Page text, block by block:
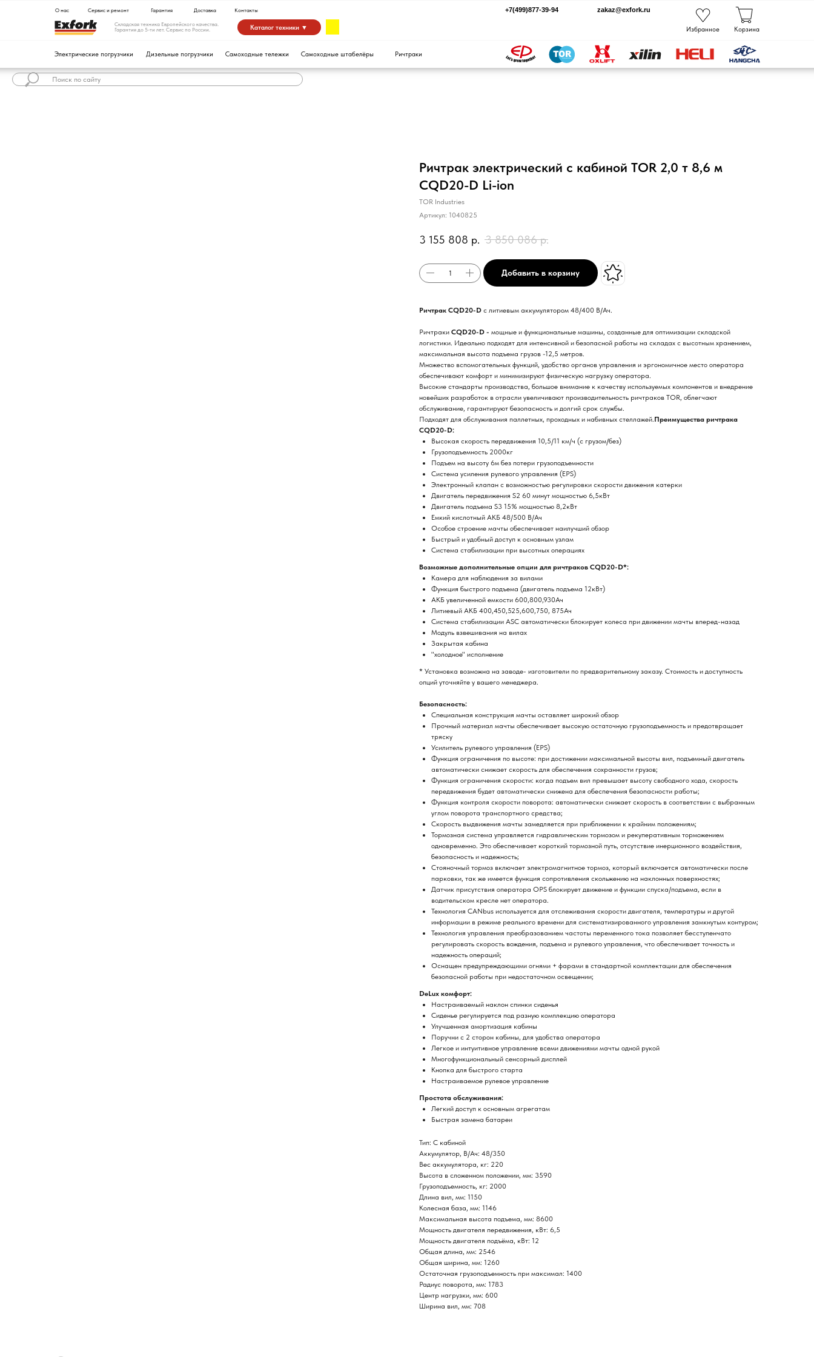
Каталог техники ▼
Складская техника Европейского качества.
Гарантия до 5-ти лет. Сервис по России.
О нас Сервис и ремонт Гарантия Контакты zakaz@exfork.ru
Ричтрак электрический с кабиной TOR 2,0 т 8,6 м
CQD20-D Li-ion
TOR Industries
Артикул: 1040825
3 155 808 р. 3 850 086 р.
Добавить в корзину
Ричтрак CQD20-D с литиевым аккумулятором 48/400 В/Ач.
Ричтраки CQD20-D - мощные и функциональные машины, созданные для оптимизации складской
логистики. Идеально подходят для интенсивной и безопасной работы на складах с высотным хранением,
максимальная высота подъема грузов -12,5 метров.
Множество вспомогательных функций, удобство органов управления и эргономичное место оператора
обеспечивают комфорт и минимизируют физическую нагрузку оператора.
Высокие стандарты производства, большое внимание к качеству используемых компонентов и внедрение
новейших разработок в отрасли увеличивают производительность ричтраков ТОR, облегчают
обслуживание, гарантируют безопасность и долгий срок службы.
Подходят для обслуживания паллетных, проходных и набивных стеллажей.Преимущества ричтрака
CQD20-D:
Высокая скорость передвижения 10,5/11 км/ч (с грузом/без)
Грузоподъемность 2000кг
Подъем на высоту 6м без потери грузоподъемности
Система усиления рулевого управления (EPS)
Электронный клапан с возможностью регулировки скорости движения катерки
Двигатель передвижения S2 60 минут мощностью 6,5кВт
Двигатель подъема S3 15% мощностью 8,2кВт
Емкий кислотный АКБ 48/500 В/Ач
Особое строение мачты обеспечивает наилучший обзор
Быстрый и удобный доступ к основным узлам
Система стабилизации при высотных операциях
Возможные дополнительные опции для ричтраков CQD20-D*:
Камера для наблюдения за вилами
Функция быстрого подъема (двигатель подъема 12кВт)
АКБ увеличенной емкости 600,800,930Ач
Литиевый АКБ 400,450,525,600,750, 875Ач
Система стабилизации ASC автоматически блокирует колеса при движении мачты вперед-назад
Модуль взвешивания на вилах
Закрытая кабина
"холодное" исполнение
* Установка возможна на заводе- изготовители по предварительному заказу. Стоимость и доступность
опций уточняйте у вашего менеджера.
Безопасность:
Специальная конструкция мачты оставляет широкий обзор
Прочный материал мачты обеспечивает высокую остаточную грузоподъемность и предотвращает
тряску
Усилитель рулевого управления (EPS)
Функция ограничения по высоте: при достижении максимальной высоты вил, подъемный двигатель
автоматически снижает скорость для обеспечения сохранности грузов;
Функция ограничения скорости: когда подъем вил превышает высоту свободного хода, скорость
передвижения будет автоматически снижена для обеспечения безопасности работы;
Функция контроля скорости поворота: автоматически снижает скорость в соответствии с выбранным
углом поворота транспортного средства;
Скорость выдвижения мачты замедляется при приближении к крайним положениям;
Тормозная система управляется гидравлическим тормозом и рекуперативным торможением
одновременно. Это обеспечивает короткий тормозной путь, отсутствие инерционного воздействия,
безопасность и надежность;
Стояночный тормоз включает электромагнитное тормоз, который включается автоматически после
парковки, так же имеется функция сопротивления скольжению на наклонных поверхностях;
Датчик присутствия оператора OPS блокирует движение и функции спуска/подъема, если в
водительском кресле нет оператора.
Технология CANbus используется для отслеживания скорости двигателя, температуры и другой
информации в режиме реального времени для систематизированного управления замкнутым контуром;
Технология управления преобразованием частоты переменного тока позволяет бесступенчато
регулировать скорость вождения, подъема и рулевого управления, что обеспечивает точность и
надежность операций;
Оснащен предупреждающими огнями + фарами в стандартной комплектации для обеспечения
безопасной работы при недостаточном освещении;
DeLux комфорт:
Настраиваемый наклон спинки сиденья
Сиденье регулируется под разную комплекцию оператора
Улучшенная амортизация кабины
Поручни с 2 сторон кабины, для удобства оператора
Легкое и интуитивное управление всеми движениями мачты одной рукой
Многофункциональный сенсорный дисплей
Кнопка для быстрого старта
Настраиваемое рулевое управление
Простота обслуживания:
Легкий доступ к основным агрегатам
Быстрая замена батареи
Тип: С кабиной
Аккумулятор, В/Ач: 48/350
Вес аккумулятора, кг: 220
Высота в сложенном положении, мм: 3590
Грузоподъемность, кг: 2000
Длина вил, мм: 1150
Колесная база, мм: 1146
Максимальная высота подъема, мм: 8600
Мощность двигателя передвижения, кВт: 6,5
Мощность двигателя подъёма, кВт: 12
Общая длина, мм: 2546
Общая ширина, мм: 1260
Остаточная грузоподъемность при максимал: 1400
Радиус поворота, мм: 1783
Центр нагрузки, мм: 600
Ширина вил, мм: 708